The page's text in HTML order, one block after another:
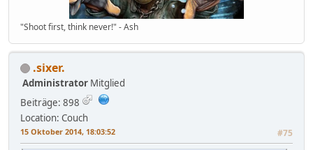
"Shoot first, think never!" - Ash
.sixer.
Administrator Mitglied
Beiträge: 898
Location: Couch
15 Oktober 2014, 18:03:52 #75